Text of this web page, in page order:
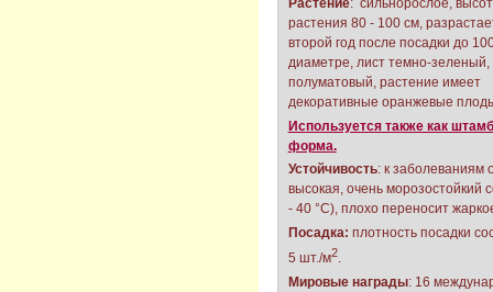
Растение: сильнорослое,
растения 80 - 100 см,
второй год после посадки до
диаметре, лист темно-
полуматовый, растение имеет
декоративные оранжевые
Используется также как
форма.
Устойчивость: к заболеваниям
высокая, очень морозостойкий
- 40 °С), плохо переносит
Посадка: плотность посадки
5 шт./м2.
Мировые награды: 16